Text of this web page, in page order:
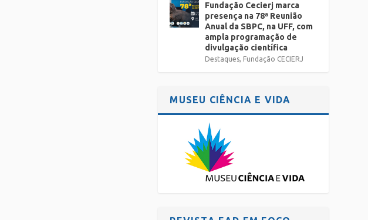
Fundação Cecierj marca
presença na 78ª Reunião
Anual da SBPC, na UFF, com
ampla programação de
divulgação científica
Destaques, Fundação CECIERJ
MUSEU CIÊNCIA E VIDA